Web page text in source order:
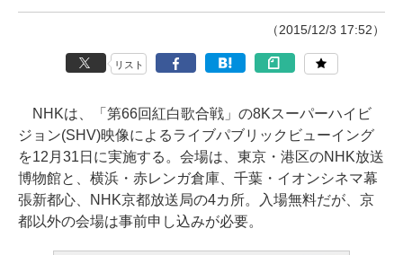
（2015/12/3 17:52）
リスト
NHKは、「第66回紅白歌合戦」の8Kスーパーハイビ
ジョン(SHV)映像によるライブパブリックビューイング
を12月31日に実施する。会場は、東京・港区のNHK放送
博物館と、横浜・赤レンガ倉庫、千葉・イオンシネマ幕
張新都心、NHK京都放送局の4カ所。入場無料だが、京
都以外の会場は事前申し込みが必要。